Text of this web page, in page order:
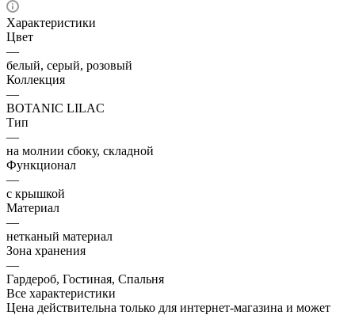
Характеристики
Цвет
—
белый, серый, розовый
Коллекция
—
BOTANIC LILAC
Тип
—
на молнии сбоку, складной
Функционал
—
с крышкой
Материал
—
нетканый материал
Зона хранения
—
Гардероб, Гостиная, Спальня
Все характеристики
Цена действительна только для интернет-магазина и может